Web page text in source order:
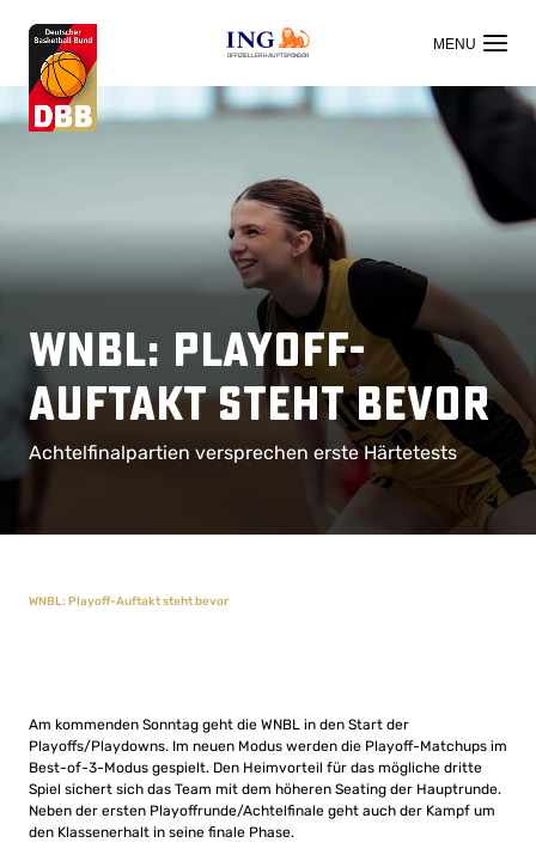
OFFIZIELLER HAUPTSPONSOR
WNBL: Playoff-
Auftakt steht bevor
Achtelfinalpartien versprechen erste Härtetests
WNBL: Playoff-Auftakt steht bevor
Am kommenden Sonntag geht die WNBL in den Start der
Playoffs/Playdowns. Im neuen Modus werden die Playoff-Matchups im
Best-of-3-Modus gespielt. Den Heimvorteil für das mögliche dritte
Spiel sichert sich das Team mit dem höheren Seating der Hauptrunde.
Neben der ersten Playoffrunde/Achtelfinale geht auch der Kampf um
den Klassenerhalt in seine finale Phase.